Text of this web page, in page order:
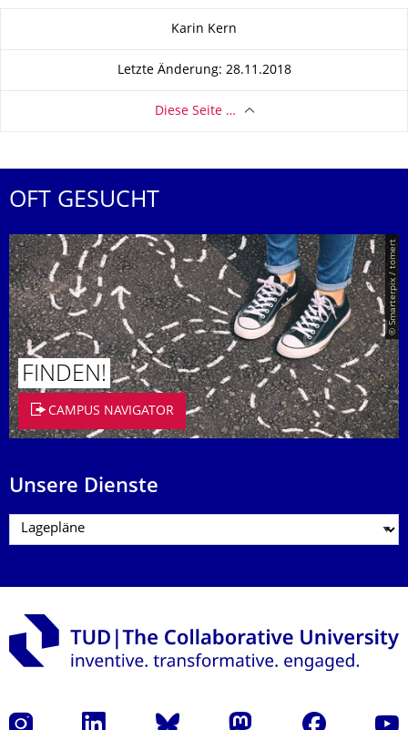
Karin Kern
Letzte Änderung: 28.11.2018
Diese Seite …
OFT GESUCHT
© Smarterpix / tomert
FINDEN!
CAMPUS NAVIGATOR
Unsere Dienste
Instagram LinkedIn Bluesky Mastodon Facebook